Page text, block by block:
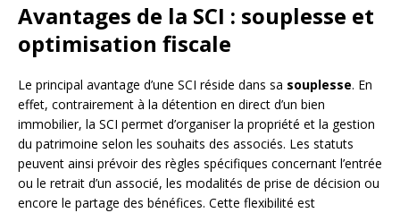
Avantages de la SCI : souplesse et
optimisation fiscale
Le principal avantage d’une SCI réside dans sa souplesse. En
effet, contrairement à la détention en direct d’un bien
immobilier, la SCI permet d’organiser la propriété et la gestion
du patrimoine selon les souhaits des associés. Les statuts
peuvent ainsi prévoir des règles spécifiques concernant l’entrée
ou le retrait d’un associé, les modalités de prise de décision ou
encore le partage des bénéfices. Cette flexibilité est